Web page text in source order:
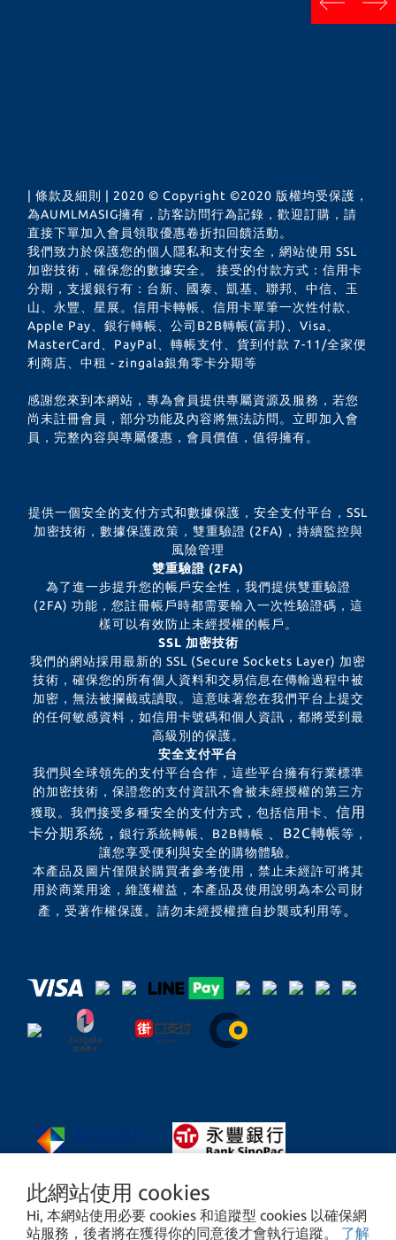
此網站使用 cookies
Hi, 本網站使用必要 cookies 和追蹤型 cookies 以確保網
站服務，後者將在獲得你的同意後才會執行追蹤。 了解
| 條款及細則 | 2020 © Copyright ©2020 版權均受保護，
為AUMLMASIG擁有，訪客訪問行為記錄，歡迎訂購，請
直接下單加入會員領取優惠卷折扣回饋活動。
我們致力於保護您的個人隱私和支付安全，網站使用 SSL
加密技術，確保您的數據安全。 接受的付款方式：信用卡
分期，支援銀行有：台新、國泰、凱基、聯邦、中信、玉
山、永豐、星展。信用卡轉帳、信用卡單筆一次性付款、
Apple Pay、銀行轉帳、公司B2B轉帳(富邦)、Visa、
MasterCard、PayPal、轉帳支付、貨到付款 7-11/全家便
利商店、中租 - zingala銀角零卡分期等
感謝您來到本網站，專為會員提供專屬資源及服務，若您
尚未註冊會員，部分功能及內容將無法訪問。立即加入會
員，完整內容與專屬優惠，會員價值，值得擁有。
提供一個安全的支付方式和數據保護，安全支付平台，SSL
加密技術，數據保護政策，雙重驗證 (2FA)，持續監控與
風險管理
雙重驗證 (2FA)
為了進一步提升您的帳戶安全性，我們提供雙重驗證
(2FA) 功能，您註冊帳戶時都需要輸入一次性驗證碼，這
樣可以有效防止未經授權的帳戶。
SSL 加密技術
我們的網站採用最新的 SSL (Secure Sockets Layer) 加密
技術，確保您的所有個人資料和交易信息在傳輸過程中被
加密，無法被攔截或讀取。這意味著您在我們平台上提交
的任何敏感資料，如信用卡號碼和個人資訊，都將受到最
高級別的保護。
安全支付平台
我們與全球領先的支付平台合作，這些平台擁有行業標準
的加密技術，保證您的支付資訊不會被未經授權的第三方
獲取。我們接受多種安全的支付方式，包括信用卡、 信用
卡分期系統， 銀行系統轉帳、B2B轉帳 、B2C轉帳等，
讓您享受便利與安全的購物體驗。
本產品及圖片僅限於購買者參考使用，禁止未經許可將其
用於商業用途，維護權益，本產品及使用說明為本公司財
產，受著作權保護。請勿未經授權擅自抄襲或利用等。